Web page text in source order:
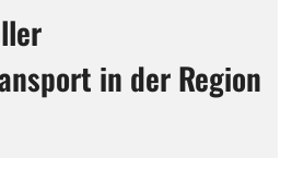
in der Region